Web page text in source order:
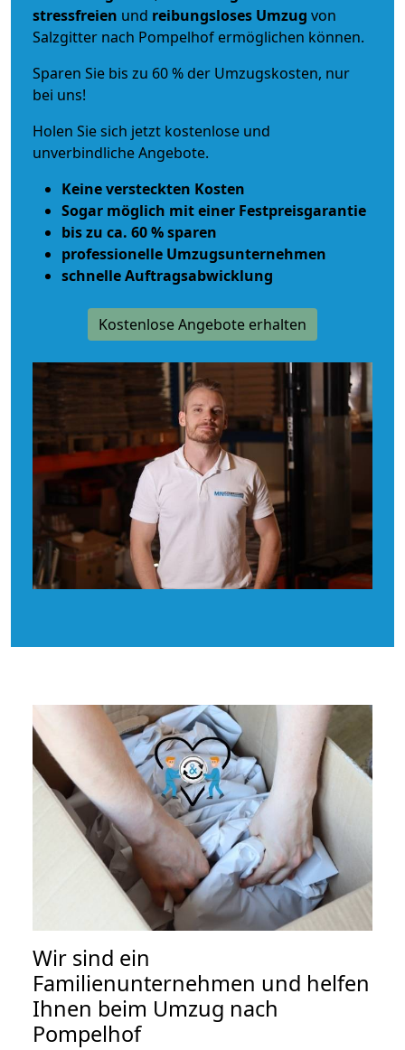
stressfreien und reibungsloses Umzug von
Salzgitter nach Pompelhof ermöglichen können.
Sparen Sie bis zu 60 % der Umzugskosten, nur
bei uns!
Holen Sie sich jetzt kostenlose und
unverbindliche Angebote.
Keine versteckten Kosten
Sogar möglich mit einer Festpreisgarantie
bis zu ca. 60 % sparen
professionelle Umzugsunternehmen
schnelle Auftragsabwicklung
Kostenlose Angebote erhalten
Wir sind ein
Familienunternehmen und helfen
Ihnen beim Umzug nach
Pompelhof